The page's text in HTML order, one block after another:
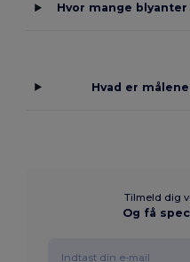
Hvor mange
Hvad er
Tilmeld dig
Og få